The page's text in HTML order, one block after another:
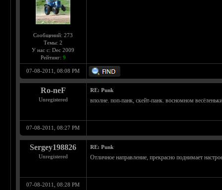
Сообщений: 273
Темы: 2
У нас с: Dec 2009
Рейтинг: 9
07-08-2011, 08:08 PM
Ro-neF
Unregistered
RE: Punk
вполне. поп-панк, скейт-панк. восномном
07-08-2011, 08:27 PM
Sergey198826
Unregistered
RE: Punk
Отличное направление, прекрасно поднимает
07-08-2011, 08:28 PM